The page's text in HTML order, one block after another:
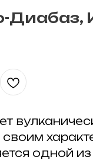
Диабаз,
одной